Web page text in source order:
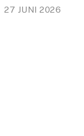
27 JUNI 2026